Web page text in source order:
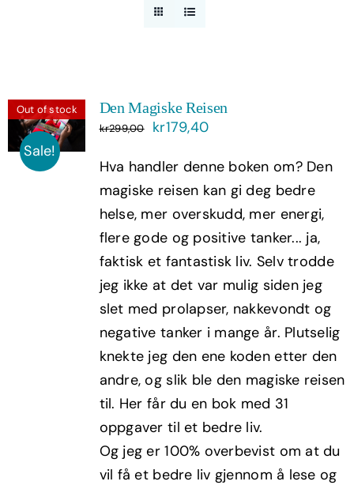
Out of stock
Sale!
Den Magiske Reisen
kr299,00
Opprinnelig
var:
kr299,00.
kr179,40Nåværende
er:
kr179,40.
Hva handler denne boken om? Den
magiske reisen kan gi deg bedre
helse, mer overskudd, mer energi,
flere gode og positive tanker... ja,
faktisk et fantastisk liv. Selv trodde
jeg ikke at det var mulig siden jeg
slet med prolapser, nakkevondt og
negative tanker i mange år. Plutselig
knekte jeg den ene koden etter den
andre, og slik ble den magiske reisen
til. Her får du en bok med 31
oppgaver til et bedre liv.
Og jeg er 100% overbevist om at du
vil få et bedre liv gjennom å lese og